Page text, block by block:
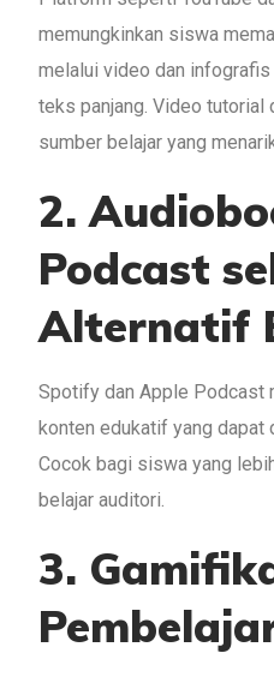
memungkinkan siswa
melalui video dan
teks panjang. Video tutorial
sumber belajar yang
2.
Podcast
Alternatif
Spotify dan Apple Podcast
konten edukatif yang dapat
Cocok bagi siswa yang
belajar auditori.
3.